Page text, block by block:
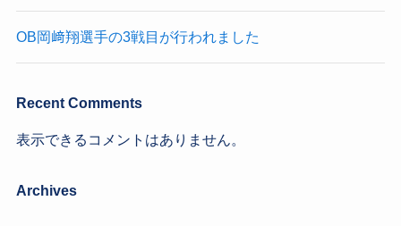
OB岡﨑翔選手の3戦目が行われました
Recent Comments
表示できるコメントはありません。
Archives